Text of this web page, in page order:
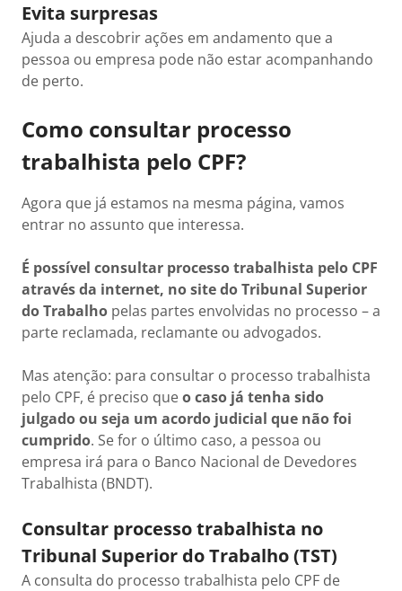
Evita surpresas
Ajuda a descobrir ações em andamento que a
pessoa ou empresa pode não estar acompanhando
de perto.
Como consultar processo
trabalhista pelo CPF?
Agora que já estamos na mesma página, vamos
entrar no assunto que interessa.
É possível consultar processo trabalhista pelo CPF
através da internet, no site do Tribunal Superior
do Trabalho pelas partes envolvidas no processo – a
parte reclamada, reclamante ou advogados.
Mas atenção: para consultar o processo trabalhista
pelo CPF, é preciso queo caso já tenha sido
julgado ou seja um acordo judicial que não foi
cumprido. Se for o último caso, a pessoa ou
empresa irá para o Banco Nacional de Devedores
Trabalhista (BNDT).
Consultar processo trabalhista no
Tribunal Superior do Trabalho (TST)
A consulta do processo trabalhista pelo CPF de